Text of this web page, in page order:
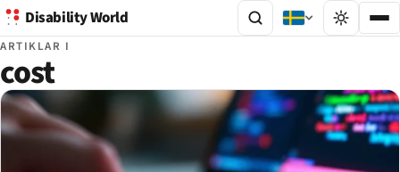
Disability World
ARTIKLAR I
cost